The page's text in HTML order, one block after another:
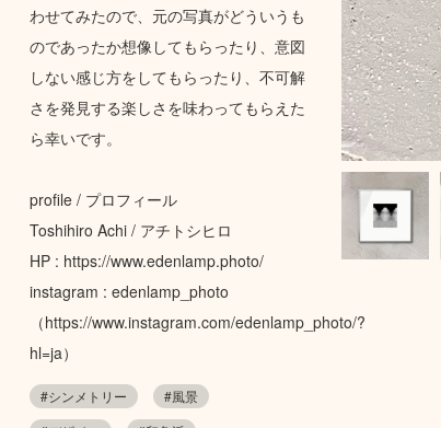
わせてみたので、元の写真がどういうも
のであったか想像してもらったり、意図
しない感じ方をしてもらったり、不可解
さを発見する楽しさを味わってもらえた
ら幸いです。
profile / プロフィール
Toshihiro Achi / アチトシヒロ
HP : https://www.edenlamp.photo/
instagram : edenlamp_photo
（https://www.instagram.com/edenlamp_photo/?
hl=ja）
#シンメトリー
#風景